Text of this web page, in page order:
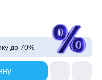
до 70%